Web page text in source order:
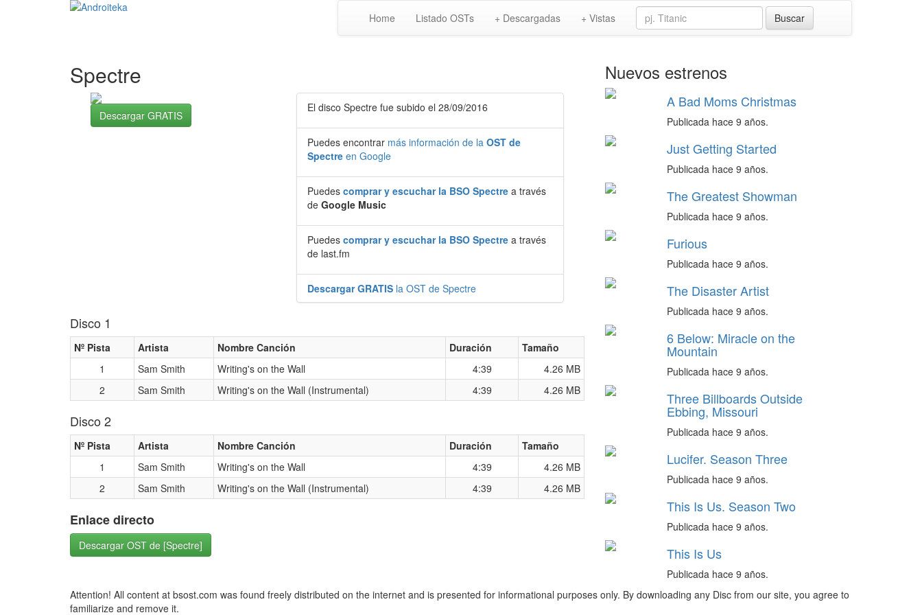
Home Listado OSTs + Descargadas + Vistas
Spectre
Descargar GRATIS
El disco Spectre fue subido el 28/09/2016
Puedes encontrar más información de la OST de
Spectre en Google
Puedes comprar y escuchar la BSO Spectre a través
de Google Music
Puedes comprar y escuchar la BSO Spectre a través
de last.fm
Descargar GRATIS la OST de Spectre
Disco 1
Nº Pista Artista Nombre Canción Duración
Tamaño
1
Sam Smith Writing's on the Wall 4:39
4.26 MB
2
Sam Smith Writing's on the Wall (Instrumental) 4:39 4.26 MB
Disco 2
Nº Pista Artista Nombre Canción Duración
Tamaño
1
Sam Smith Writing's on the Wall 4:39
4.26 MB
2
Sam Smith Writing's on the Wall (Instrumental) 4:39 4.26 MB
Enlace directo
Descargar OST de [Spectre]
Nuevos estrenos
A Bad Moms Christmas
Publicada hace 9 años.
Just Getting Started
Publicada hace 9 años.
The Greatest Showman
Publicada hace 9 años.
Furious
Publicada hace 9 años.
The Disaster Artist
Publicada hace 9 años.
6 Below: Miracle on the
Mountain
Publicada hace 9 años.
Three Billboards Outside
Ebbing, Missouri
Publicada hace 9 años.
Lucifer. Season Three
Publicada hace 9 años.
This Is Us. Season Two
Publicada hace 9 años.
This Is Us
Publicada hace 9 años.
Attention! All content at bsost.com was found freely distributed on the internet and is presented for informational purposes only. By downloading any Disc from our site, you agree to
familiarize and remove it.